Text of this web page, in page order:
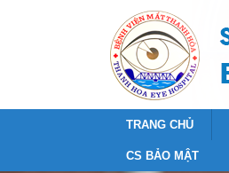
TRANG CHỦ
CS BẢO MẬT